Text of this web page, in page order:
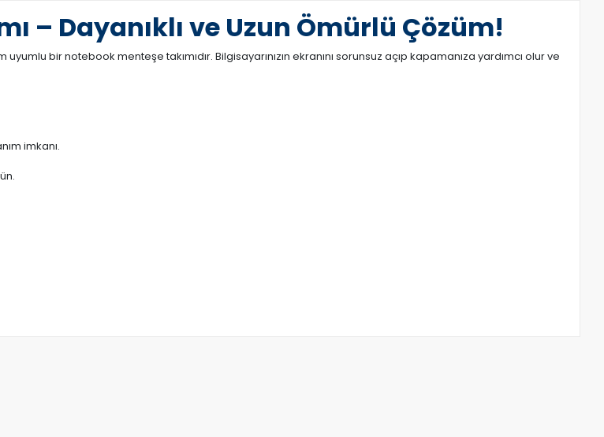
– Dayanıklı ve Uzun Ömürlü Çözüm!
bir notebook menteşe takımıdır. Bilgisayarınızın ekranını sorunsuz açıp kapamanıza yardımcı olur ve
imkanı.